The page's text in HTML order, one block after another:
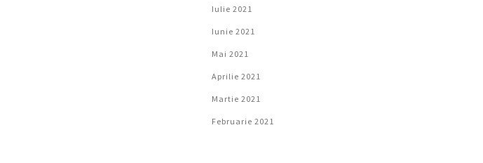
Iulie 2021
Iunie 2021
Mai 2021
Aprilie 2021
Martie 2021
Februarie 2021